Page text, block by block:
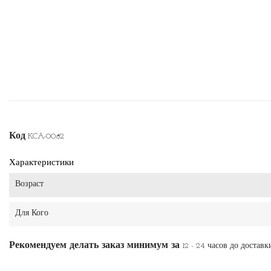
Код KCA-0082
Характеристики
Возраст
Для Кого
Рекомендуем делать заказ минимум за 12 - 24 часов до